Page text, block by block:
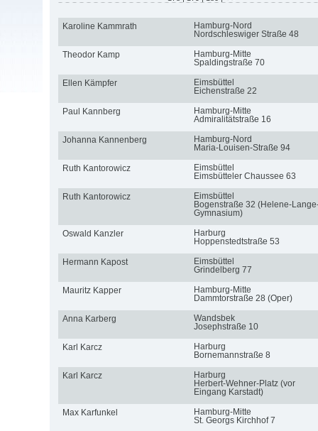
Karoline Kammrath
Hamburg-Nord
Nordschleswiger Straße 48
Theodor Kamp
Hamburg-Mitte
Spaldingstraße 70
Ellen Kämpfer
Eimsbüttel
Eichenstraße 22
Paul Kannberg
Hamburg-Mitte
Admiralitätstraße 16
Johanna Kannenberg
Hamburg-Nord
Maria-Louisen-Straße 94
Ruth Kantorowicz
Eimsbüttel
Eimsbütteler Chaussee 63
Ruth Kantorowicz
Eimsbüttel
Bogenstraße 32 (Helene-
Gymnasium)
Oswald Kanzler
Harburg
Hoppenstedtstraße 53
Hermann Kapost
Eimsbüttel
Grindelberg 77
Mauritz Kapper
Hamburg-Mitte
Dammtorstraße 28 (Oper)
Anna Karberg
Wandsbek
Josephstraße 10
Karl Karcz
Harburg
Bornemannstraße 8
Karl Karcz
Harburg
Herbert-Wehner-Platz (vor
Eingang Karstadt)
Max Karfunkel
Hamburg-Mitte
St. Georgs Kirchhof 7